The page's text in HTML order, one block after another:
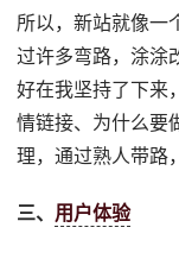
所以，新站就像一
过许多弯路，涂涂
好在我坚持了下来
情链接、为什么要
理，通过熟人带路
三、 用户体验